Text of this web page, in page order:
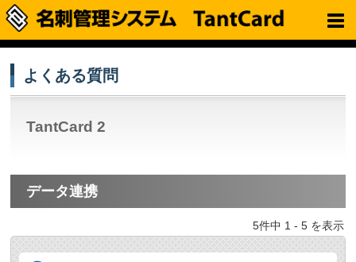
よくある質問
TantCard 2
データ連携
5件中 1 - 5 を表示